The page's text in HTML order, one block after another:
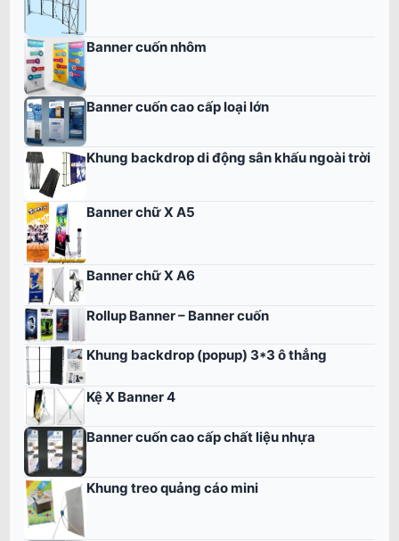
Banner cuốn nhôm
Banner cuốn cao cấp loại lớn
Khung backdrop di động sân khấu ngoài trời
Banner chữ X A5
Banner chữ X A6
Rollup Banner – Banner cuốn
Khung backdrop (popup) 3*3 ô thẳng
Kệ X Banner 4
Banner cuốn cao cấp chất liệu nhựa
Khung treo quảng cáo mini